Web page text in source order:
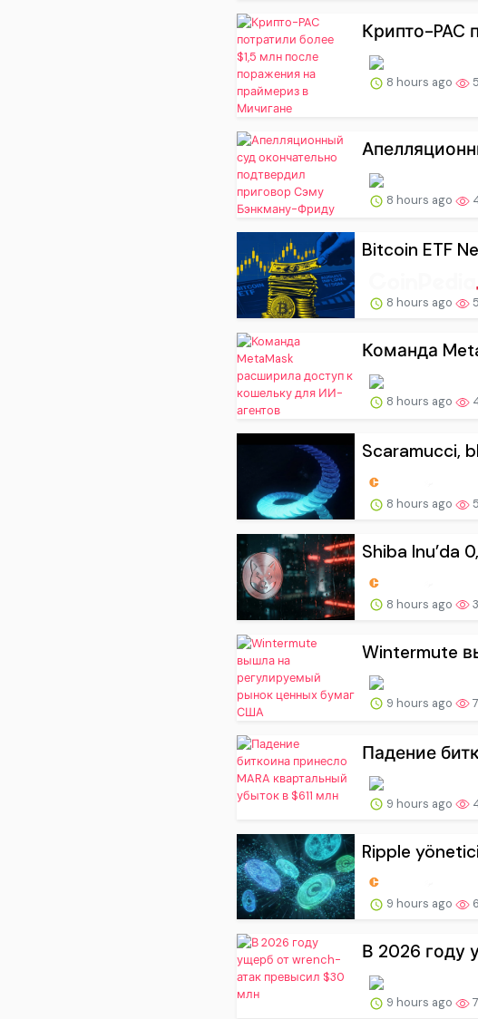
Крипто-PAC
8 hours ago 5
8 hours ago
Bitcoin ETF
8 hours ago 5
Команда
8 hours ago
Scaramucci,
8 hours ago 5
Shiba Inu’da
8 hours ago 3
Wintermute
9 hours ago 7
Падение
9 hours ago
Ripple
9 hours ago 6
В 2026 году
9 hours ago 7